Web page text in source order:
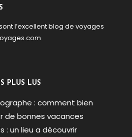
l’excellent blog de voyages
PLUS LUS
: comment bien
de bonnes vacances
: un lieu a découvrir